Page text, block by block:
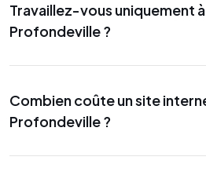
Travaillez-vous uniquement à
Profondeville ?
Combien coûte un site
Profondeville ?